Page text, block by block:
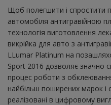
Щоб полегшити і спростити
автомобіля антигравійною
технологія виготовлення
викрійка для авто з
LLumar Platinum на
Sport 2016 дозволяє значно
процес роботи з
найбільш поширених марок і
реалізовані в цифровому